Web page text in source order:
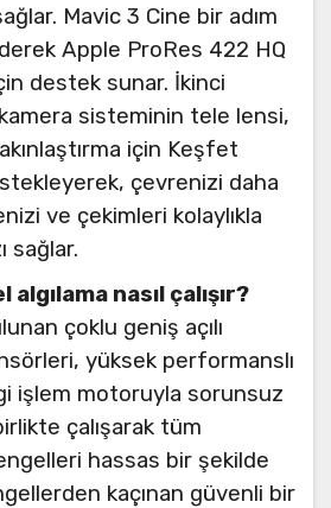
Mavic 3 Cine bir adım
Apple ProRes 422 HQ
destek sunar. İkinci
sisteminin tele lensi,
için Keşfet
çevrenizi daha
ve çekimleri kolaylıkla
sağlar.
nasıl çalışır?
çoklu geniş açılı
yüksek performanslı
işlem motoruyla sorunsuz
çalışarak tüm
hassas bir şekilde
kaçınan güvenli bir